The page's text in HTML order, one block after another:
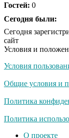
Ржу
не
люди
Гостей: 0
Сегодня были:
Сегодня
сайт
Условия и
Условия
Общие условия и
Политика
Политика
О проекте